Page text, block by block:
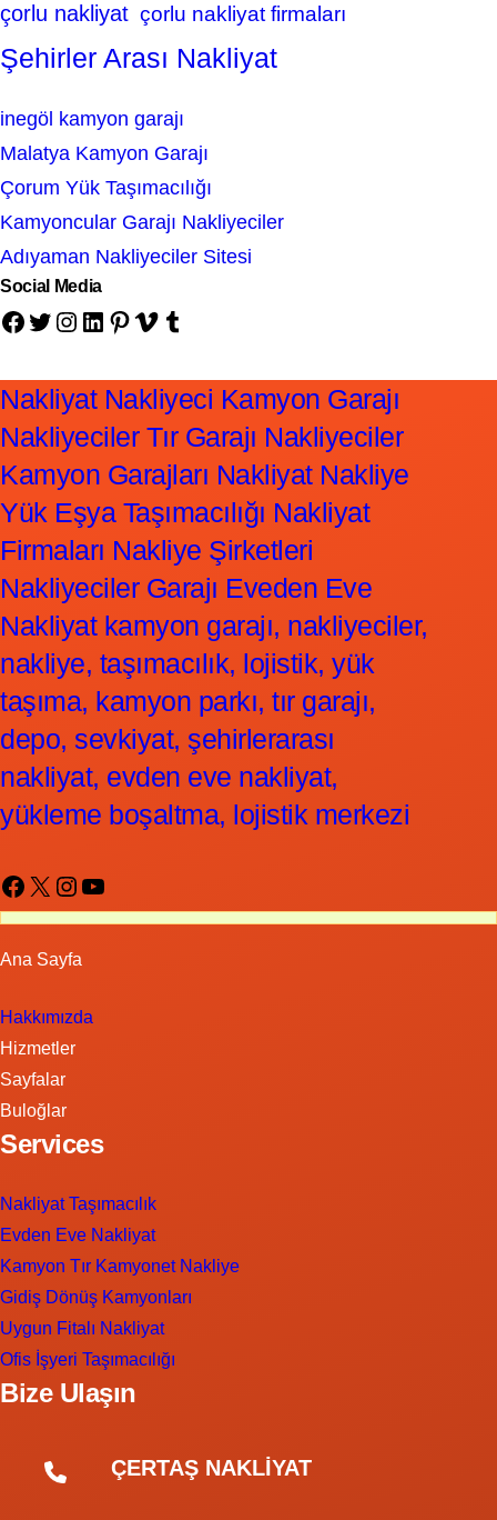
çorlu nakliyat çorlu nakliyat firmaları
Şehirler Arası Nakliyat
inegöl kamyon garajı
Malatya Kamyon Garajı
Çorum Yük Taşımacılığı
Kamyoncular Garajı Nakliyeciler
Adıyaman Nakliyeciler Sitesi
Social Media
Facebook Twitter Instagram LinkedIn Pinterest Vimeo Tumblr
Nakliyat Nakliyeci Kamyon Garajı
Nakliyeciler Tır Garajı Nakliyeciler
Kamyon Garajları Nakliyat Nakliye
Yük Eşya Taşımacılığı Nakliyat
Firmaları Nakliye Şirketleri
Nakliyeciler Garajı Eveden Eve
Nakliyat kamyon garajı, nakliyeciler,
nakliye, taşımacılık, lojistik, yük
taşıma, kamyon parkı, tır garajı,
depo, sevkiyat, şehirlerarası
nakliyat, evden eve nakliyat,
yükleme boşaltma, lojistik merkezi
Facebook X Instagram YouTube
Ana Sayfa
Hakkımızda
Hizmetler
Sayfalar
Buloğlar
Services
Nakliyat Taşımacılık
Evden Eve Nakliyat
Kamyon Tır Kamyonet Nakliye
Gidiş Dönüş Kamyonları
Uygun Fitalı Nakliyat
Ofis İşyeri Taşımacılığı
Bize Ulaşın
ÇERTAŞ NAKLİYAT